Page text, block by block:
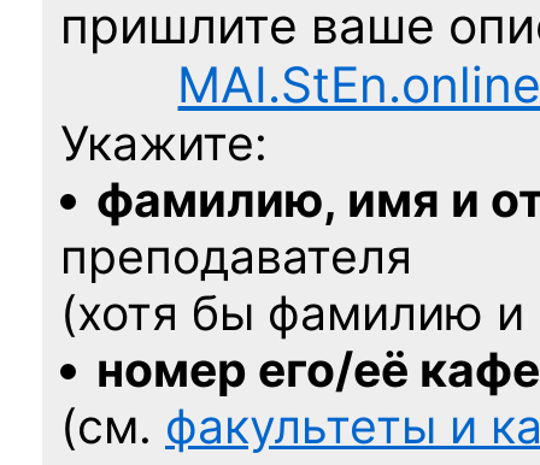
пришлите ваше
Укажите:
фамилию, имя и
преподавателя
(хотя бы фамилию
номер его/её
(см. факультеты и